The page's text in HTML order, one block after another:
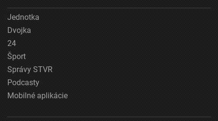
Jednotka
Dvojka
24
Šport
Správy STVR
Podcasty
Mobilné aplikácie